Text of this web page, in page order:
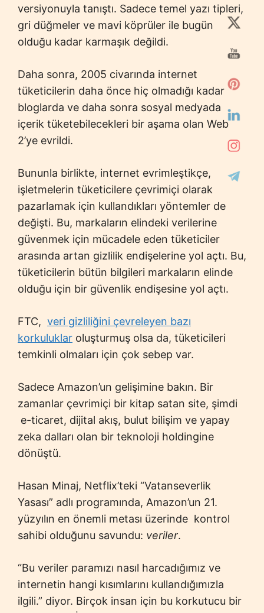
versiyonuyla tanıştı. Sadece temel yazı tipleri,
gri düğmeler ve mavi köprüler ile bugün
olduğu kadar karmaşık değildi.
Daha sonra, 2005 civarında internet
tüketicilerin daha önce hiç olmadığı kadar
bloglarda ve daha sonra sosyal medyada
içerik tüketebilecekleri bir aşama olan Web
2’ye evrildi.
Bununla birlikte, internet evrimleştikçe,
işletmelerin tüketicilere çevrimiçi olarak
pazarlamak için kullandıkları yöntemler de
değişti. Bu, markaların elindeki verilerine
güvenmek için mücadele eden tüketiciler
arasında artan gizlilik endişelerine yol açtı. Bu,
tüketicilerin bütün bilgileri markaların elinde
olduğu için bir güvenlik endişesine yol açtı.
FTC, veri gizliliğini çevreleyen bazı
korkuluklar oluşturmuş olsa da, tüketicileri
temkinli olmaları için çok sebep var.
Sadece Amazon’un gelişimine bakın. Bir
zamanlar çevrimiçi bir kitap satan site, şimdi
e-ticaret, dijital akış, bulut bilişim ve yapay
zeka dalları olan bir teknoloji holdingine
dönüştü.
Hasan Minaj, Netflix’teki “Vatanseverlik
Yasası” adlı programında, Amazon’un 21.
yüzyılın en önemli metası üzerinde kontrol
sahibi olduğunu savundu: veriler.
“Bu veriler paramızı nasıl harcadığımız ve
internetin hangi kısımlarını kullandığımızla
ilgili.” diyor. Birçok insan için bu korkutucu bir